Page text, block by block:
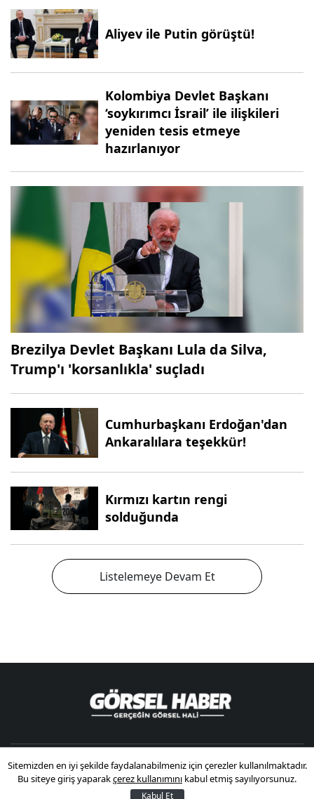
Aliyev ile Putin görüştü!
Kolombiya Devlet Başkanı
‘soykırımcı İsrail’ ile ilişkileri
yeniden tesis etmeye
hazırlanıyor
Brezilya Devlet Başkanı Lula da Silva,
Trump'ı 'korsanlıkla' suçladı
Cumhurbaşkanı Erdoğan'dan
Ankaralılara teşekkür!
Kırmızı kartın rengi
solduğunda
Listelemeye Devam Et
Sitemizden en iyi şekilde faydalanabilmeniz için çerezler kullanılmaktadır.
Bu siteye giriş yaparakçerez kullanımını kabul etmiş sayılıyorsunuz.
Kabul Et
© 2026 Görsel Haber.Tüm görsel ve metin kaynak hakları
saklıdır.